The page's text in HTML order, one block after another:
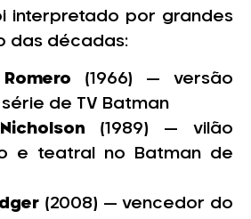
interpretado por grandes
das décadas:
(1966) — versão
de TV Batman
(1989) — vilão
e teatral no Batman de
(2008) — vencedor do